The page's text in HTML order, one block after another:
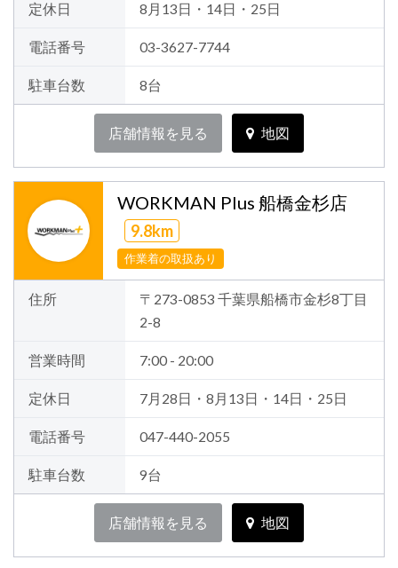
定休日 8月13日・14日・25日
電話番号 03-3627-7744
駐車台数 8台
店舗情報を見る 地図
WORKMAN Plus 船橋金杉店
9.8km
作業着の取扱あり
住所
〒273-0853 千葉県船橋市金杉8丁目
2-8
営業時間 7:00 - 20:00
定休日 7月28日・8月13日・14日・25日
電話番号 047-440-2055
駐車台数 9台
店舗情報を見る 地図